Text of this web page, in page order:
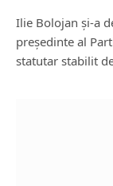
Ilie Bolojan și-a
președinte al
statutar stabilit